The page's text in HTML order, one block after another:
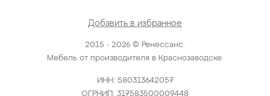
2015 - 2026 © Ренессанс.
Мебель от производителя в Краснозаводске.
ИНН: 580313642057
ОГРНИП: 317583500009448
Добавить в избранное